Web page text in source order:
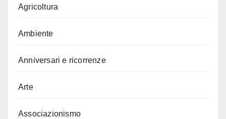
Agricoltura
Ambiente
Anniversari e ricorrenze
Arte
Associazionismo